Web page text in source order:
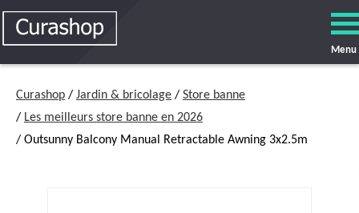
Menu
Curashop / Jardin & bricolage / Store banne
/ Les meilleurs store banne en 2026
/ Outsunny Balcony Manual Retractable Awning 3x2.5m